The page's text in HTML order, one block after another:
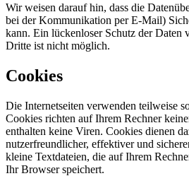
Wir weisen darauf hin, dass die
bei der Kommunikation per E-Mail)
kann. Ein lückenloser Schutz der Daten
Dritte ist nicht möglich.
Cookies
Die Internetseiten verwenden teilweise
Cookies richten auf Ihrem Rechner
enthalten keine Viren. Cookies dienen
nutzerfreundlicher, effektiver und
kleine Textdateien, die auf Ihrem
Ihr Browser speichert.